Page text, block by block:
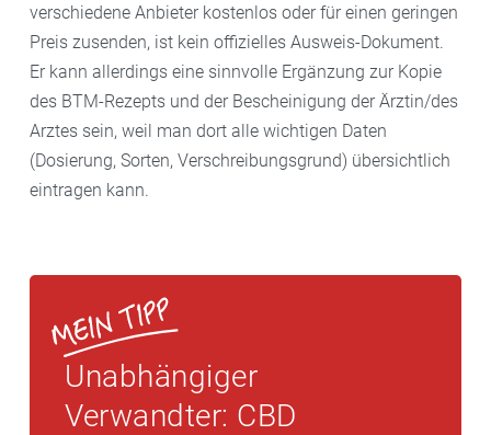
verschiedene Anbieter kostenlos oder für einen geringen
Preis zusenden, ist kein offizielles Ausweis-Dokument.
Er kann allerdings eine sinnvolle Ergänzung zur Kopie
des BTM-Rezepts und der Bescheinigung der Ärztin/des
Arztes sein, weil man dort alle wichtigen Daten
(Dosierung, Sorten, Verschreibungsgrund) übersichtlich
eintragen kann.
Unabhängiger
Verwandter: CBD